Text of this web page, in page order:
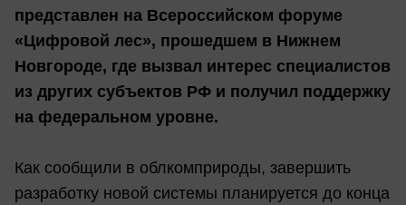
представлен на Всероссийском форуме
«Цифровой лес», прошедшем в Нижнем
Новгороде, где вызвал интерес специалистов
из других субъектов РФ и получил поддержку
на федеральном уровне.
Как сообщили в облкомприроды, завершить
разработку новой системы планируется до конца